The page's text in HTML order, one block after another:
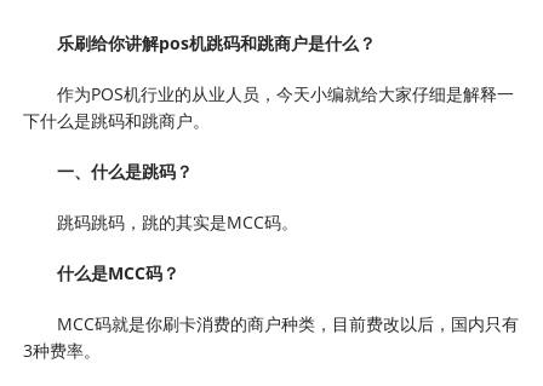
乐刷给你讲解pos机跳码和跳商户是什么？
作为POS机行业的从业人员，今天小编就给大家仔细是解释一
下什么是跳码和跳商户。
一、什么是跳码？
跳码跳码，跳的其实是MCC码。
什么是MCC码？
MCC码就是你刷卡消费的商户种类，目前费改以后，国内只有
3种费率。